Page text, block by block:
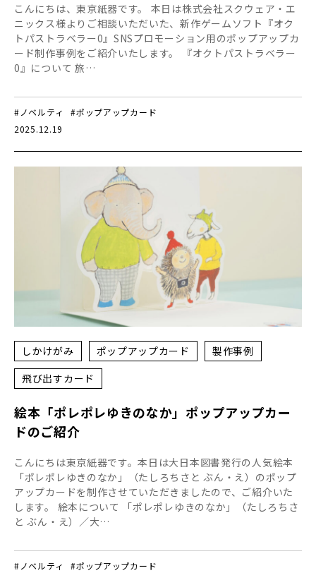
こんにちは、東京紙器です。 本日は株式会社スクウェア・エ
ニックス様よりご相談いただいた、新作ゲームソフト『オク
トパストラベラー0』SNSプロモーション用のポップアップカ
ード制作事例をご紹介いたします。 『オクトパストラベラー
0』について 旅…
#ノベルティ
#ポップアップカード
2025.12.19
しかけがみ ポップアップカード
製作事例
飛び出すカード
絵本「ポレポレゆきのなか」ポップアップカー
ドのご紹介
こんにちは東京紙器です。本日は大日本図書発行の人気絵本
「ポレポレゆきのなか」（たしろちさと ぶん・え）のポップ
アップカードを制作させていただきましたので、ご紹介いた
します。 絵本について 「ポレポレゆきのなか」（たしろちさ
と ぶん・え）／大…
#ノベルティ
#ポップアップカード